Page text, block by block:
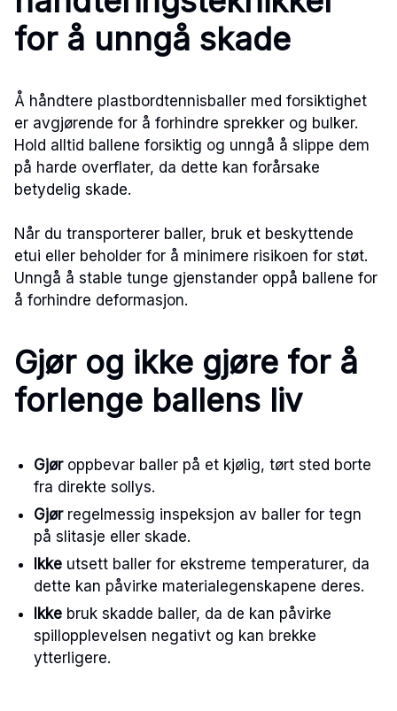
for å unngå skade
Å håndtere plastbordtennisballer med forsiktighet
er avgjørende for å forhindre sprekker og bulker.
Hold alltid ballene forsiktig og unngå å slippe dem
på harde overflater, da dette kan forårsake
betydelig skade.
Når du transporterer baller, bruk et beskyttende
etui eller beholder for å minimere risikoen for støt.
Unngå å stable tunge gjenstander oppå ballene for
å forhindre deformasjon.
Gjør og ikke gjøre for å
forlenge ballens liv
Gjøroppbevar baller på et kjølig, tørt sted borte
fra direkte sollys.
Gjørregelmessig inspeksjon av baller for tegn
på slitasje eller skade.
Ikke utsett baller for ekstreme temperaturer, da
dette kan påvirke materialegenskapene deres.
Ikke bruk skadde baller, da de kan påvirke
spillopplevelsen negativt og kan brekke
ytterligere.